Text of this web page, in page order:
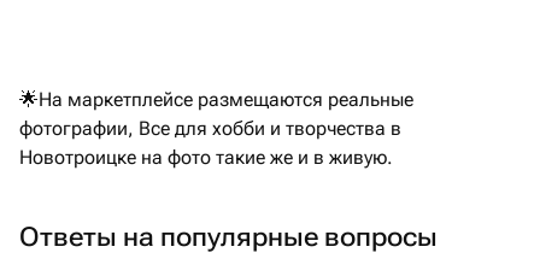
🌟На маркетплейсе размещаются реальные
фотографии, Все для хобби и творчества в
Новотроицке на фото такие же и в живую.
Ответы на популярные вопросы